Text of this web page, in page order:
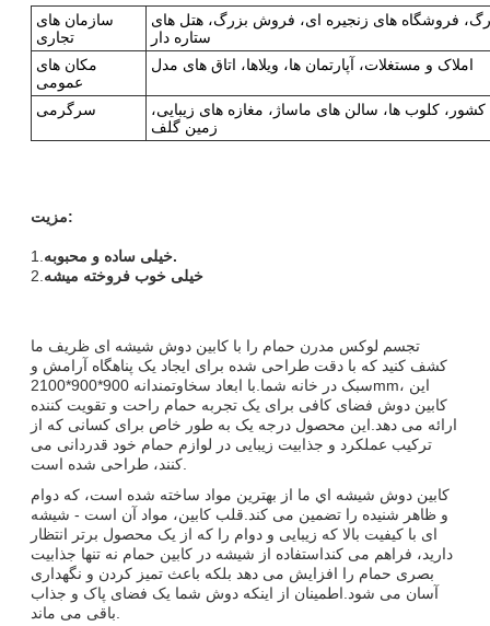
سازمان های
تجاری
فروشگاه های زنجیره ای، فروش بزرگ، هتل های
ستاره دار
مکان های
عمومی
املاک و مستغلات، آپارتمان ها، ویلاها، اتاق های مدل
سرگرمی
کلوب ها، سالن های ماساژ، مغازه های زیبایی،
زمین گلف
مزیت:
1.
خیلی ساده و محبوبه.
2. خیلی خوب فروخته میشه
تجسم لوکس مدرن حمام را با کابین دوش شیشه ای ظریف ما
کشف کنید که با دقت طراحی شده برای ایجاد یک پناهگاه آرامش و
سبک در خانه شما.با ابعاد سخاوتمندانه 900*900*2100mm، این
کابین دوش فضای کافی برای یک تجربه حمام راحت و تقویت کننده
ارائه می دهد.این محصول درجه یک به طور خاص برای کسانی که از
ترکیب عملکرد و جذابیت زیبایی در لوازم حمام خود قدردانی می
کابين دوش شيشه اي ما از بهترين مواد ساخته شده است، که دوام
و ظاهر شنيده را تضمین می کند.قلب کابین، مواد آن است - شیشه
ای با کیفیت بالا که زیبایی و دوام را که از یک محصول برتر انتظار
دارید، فراهم می کنداستفاده از شیشه در کابین حمام نه تنها جذابیت
بصری حمام را افزایش می دهد بلکه باعث تمیز کردن و نگهداری
آسان می شود.اطمینان از اینکه دوش شما یک فضای پاک و جذاب